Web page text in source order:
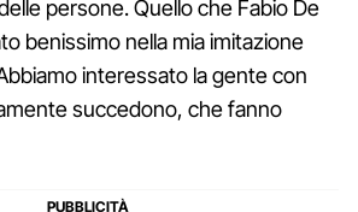
persone. Quello che Fabio De
benissimo nella mia imitazione
interessato la gente con
succedono, che fanno